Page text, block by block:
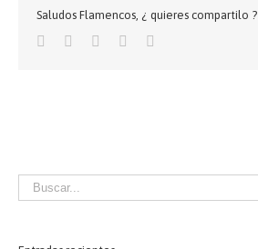
Saludos Flamencos, ¿ quieres compartilo ?
Facebook
TwitterGoogle+Pinterest